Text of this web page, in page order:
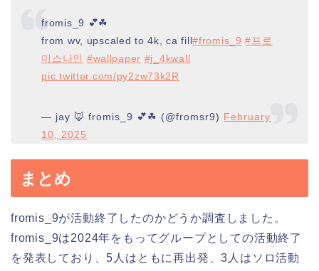
fromis_9 💕☘
from wv, upscaled to 4k, ca fill#fromis_9 #프로
미스나인 #wallpaper #j_4kwall
pic.twitter.com/py2zw73k2R
— jay 🦊 fromis_9 💕☘ (@fromsr9) February
10, 2025
まとめ
fromis_9が活動終了したのかどうか調査しました。
fromis_9は2024年をもってグループとしての活動終了
を発表しており、5人はともに再出発、3人はソロ活動